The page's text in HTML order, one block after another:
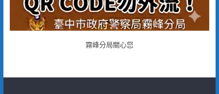
霧峰分局關心您